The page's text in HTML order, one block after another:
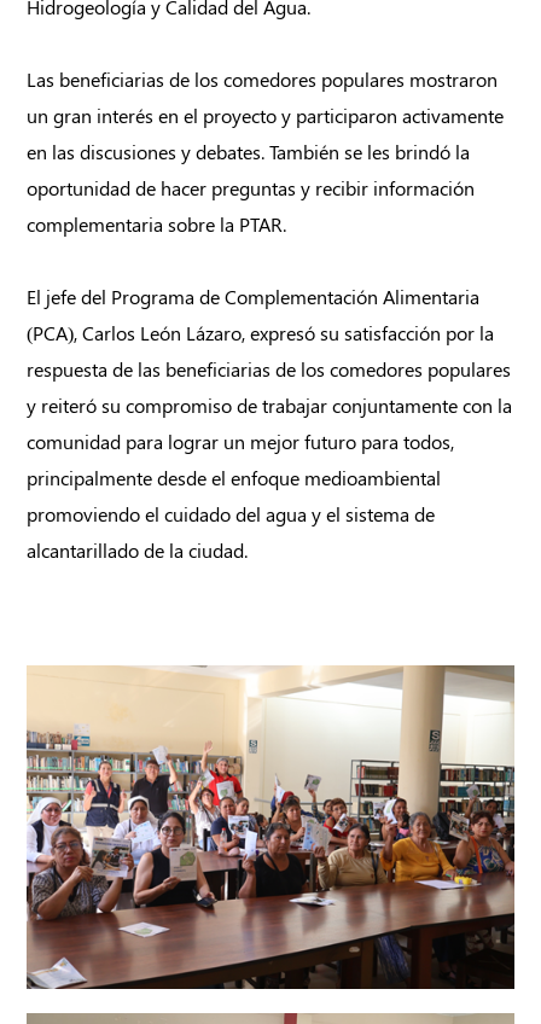
Hidrogeología y Calidad del Agua.
Las beneficiarias de los comedores populares mostraron
un gran interés en el proyecto y participaron activamente
en las discusiones y debates. También se les brindó la
oportunidad de hacer preguntas y recibir información
complementaria sobre la PTAR.
El jefe del Programa de Complementación Alimentaria
(PCA), Carlos León Lázaro, expresó su satisfacción por la
respuesta de las beneficiarias de los comedores populares
y reiteró su compromiso de trabajar conjuntamente con la
comunidad para lograr un mejor futuro para todos,
principalmente desde el enfoque medioambiental
promoviendo el cuidado del agua y el sistema de
alcantarillado de la ciudad.